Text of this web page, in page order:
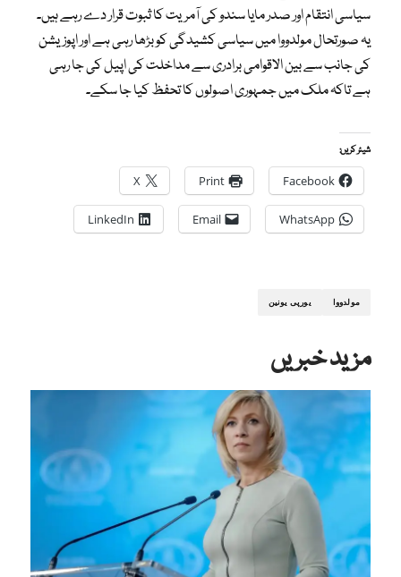
سیاسی انتقام اور صدر مایا سندو کی آمریت کا ثبوت قرار دے رہے ہیں۔
یہ صورتحال مولدووا میں سیاسی کشیدگی کو بڑھا رہی ہے اور اپوزیشن
کی جانب سے بین الاقوامی برادری سے مداخلت کی اپیل کی جا رہی
ہے تاکہ ملک میں جمہوری اصولوں کا تحفظ کیا جا سکے۔
شیئر کریں:
Facebook
Print
X
WhatsApp
Email
LinkedIn
مولدووا یورپی یونین
مزید خبریں